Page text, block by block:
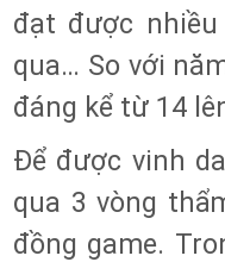
đạt được
qua… So với
đáng kể từ 14
Để được vinh
qua 3 vòng
đồng game.